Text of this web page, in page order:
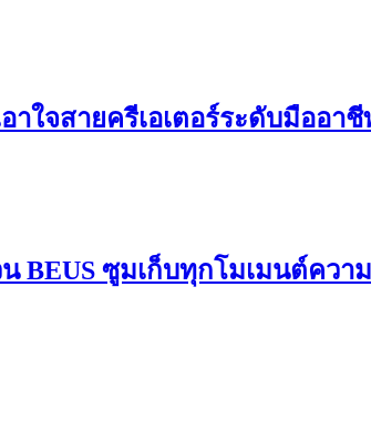
าใจสายครีเอเตอร์ระดับมืออา
BEUS ซูมเก็บทุกโมเมนต์คว